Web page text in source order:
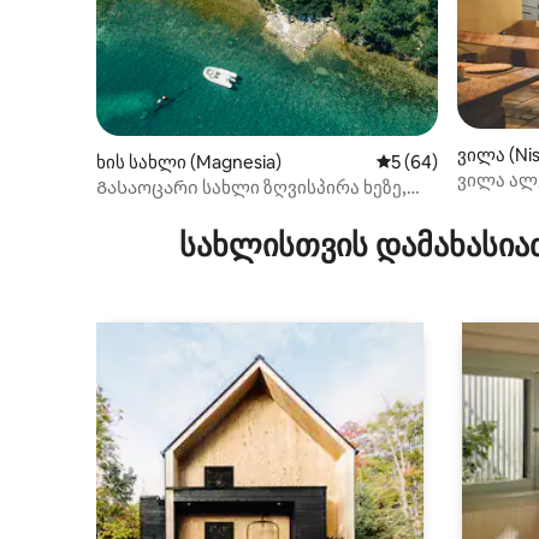
ხის სახლი (Magnesia) საშუალო
5 (64)
Გასაოცარი სახლი ზღვისპირა ხეზე,
ვილა
ვილა
სახლისთვის